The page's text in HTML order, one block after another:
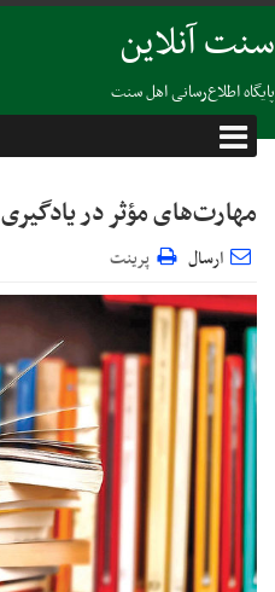
سنت آنلاین
پایگاه اطلاع‌رسانی اهل سنت
مهارت‌های مؤثر در یادگیری
ارسال پرینت